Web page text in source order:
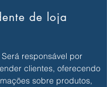
de loja
Será responsável por
clientes, oferecendo
sobre produtos,